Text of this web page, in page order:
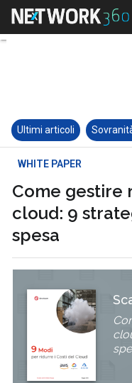
Ultimi articoli
WHITE PAPER
Come gestire
cloud: 9
spesa